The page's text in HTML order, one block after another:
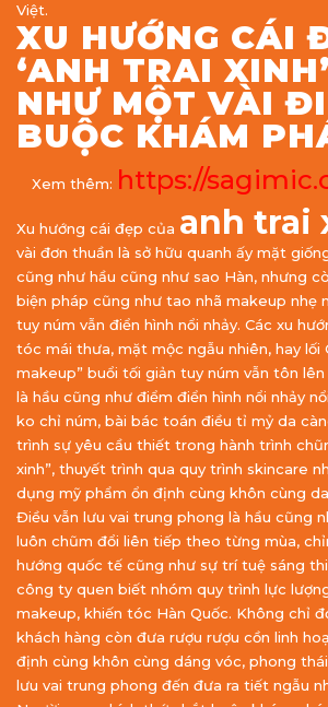
Việt.
XU HƯỚNG CÁI
‘ANH TRAI
NHƯ MỘT VÀI
BUỘC KHÁM
Xem thêm: https://
Xu hướng cái đẹp của anh trai
vài đơn thuần là sở hữu quanh ấy mặt
cũng như hầu cũng như sao Hàn, nhưng
biện pháp cũng như tao nhã makeup nhẹ
tuy núm vẫn điển hình nổi nhảy. Các xu
tóc mái thưa, mặt mộc ngẫu nhiên, hay lối
makeup” buổi tối giản tuy núm vẫn tôn
là hầu cũng như điểm điển hình nổi nhảy
ko chỉ núm, bài bác toán điều tỉ mỷ da
trình sự yêu cầu thiết trong hành trình
xinh”, thuyết trình qua quy trình skincare
dụng mỹ phẩm ổn định cùng khôn cùng
Điều vẫn lưu vai trung phong là hầu cũng
luôn chũm đổi liên tiếp theo từng mùa,
hướng quốc tế cũng như sự trí tuệ sáng
công ty quen biết nhóm quy trình lực
makeup, khiến tóc Hàn Quốc. Không chỉ
khách hàng còn đưa rượu rượu cồn linh
định cùng khôn cùng dáng vóc, phong
lưu vai trung phong đến đưa ra tiết ngẫu